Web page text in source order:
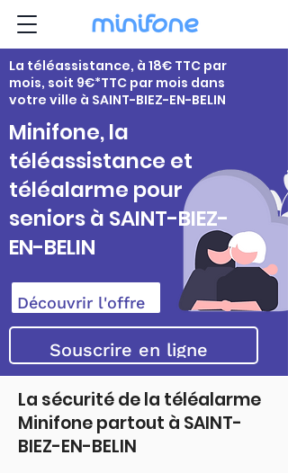
La téléassistance, à 18€ TTC par
mois, soit 9€*TTC par mois dans
votre ville à SAINT-BIEZ-EN-BELIN
Minifone, la
téléassistance et
téléalarme pour
seniors à SAINT-BIEZ-
EN-BELIN
Découvrir l'offre
Souscrire en ligne
La sécurité de la téléalarme
Minifone partout à SAINT-
BIEZ-EN-BELIN